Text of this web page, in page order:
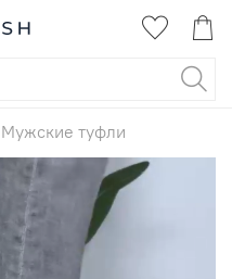
Мужские туфли